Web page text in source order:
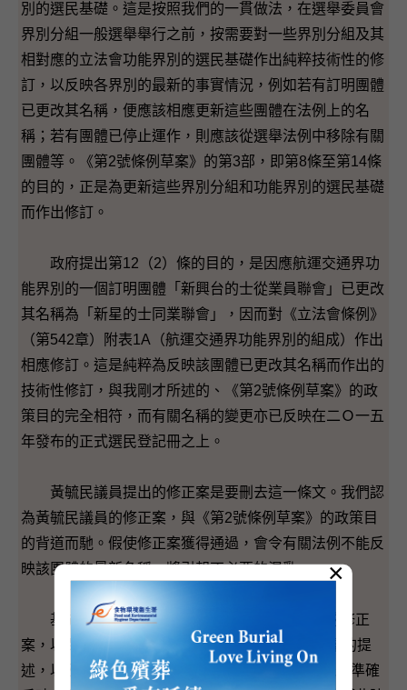
別的選民基礎。這是按照我們的一貫做法，在選舉委員會
界別分組一般選舉舉行之前，按需要對一些界別分組及其
相對應的立法會功能界別的選民基礎作出純粹技術性的修
訂，以反映各界別的最新的事實情況，例如若有訂明團體
已更改其名稱，便應該相應更新這些團體在法例上的名
稱；若有團體已停止運作，則應該從選舉法例中移除有關
團體等。《第2號條例草案》的第3部，即第8條至第14條
的目的，正是為更新這些界別分組和功能界別的選民基礎
而作出修訂。
政府提出第12（2）條的目的，是因應航運交通界功
能界別的一個訂明團體「新興台的士從業員聯會」已更改
其名稱為「新星的士同業聯會」，因而對《立法會條例》
（第542章）附表1A（航運交通界功能界別的組成）作出
相應修訂。這是純粹為反映該團體已更改其名稱而作出的
技術性修訂，與我剛才所述的、《第2號條例草案》的政
策目的完全相符，而有關名稱的變更亦已反映在二Ｏ一五
年發布的正式選民登記冊之上。
黃毓民議員提出的修正案是要刪去這一條文。我們認
為黃毓民議員的修正案，與《第2號條例草案》的政策目
的背道而馳。假使修正案獲得通過，會令有關法例不能反
映該團體的最新名稱，將引起不必要的混亂。
基於上述原因，我懇請委員反對黃毓民議員的修正
案，以保留《第2號條例草案》第5條中對不同選舉的提
述，以及原有的第12（2）條，使相關選舉法例能夠準確
×